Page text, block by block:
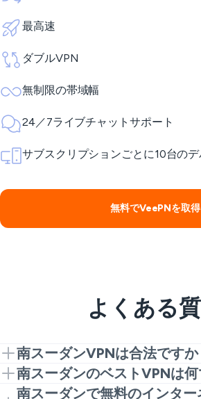
最高速
ダブルVPN
無制限の帯域幅
24／7ライブチャットサポート
サブスクリプションごとに10台のデ
無料でVeePNを取得
よくある
南スーダンVPNは合法ですか
ほとんどの場合、はい。人々はプ
全なWi-Fiを持つために南スーダン
南スーダンのベストVPNは何
南スーダンのベストVPNは強力な
南スーダンで無料のインタ